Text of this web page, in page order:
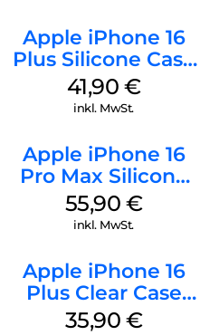
Apple iPhone 16
Plus Silicone Case
MagSafe Stone
Gray
41,90 €
inkl. MwSt.
Apple iPhone 16
Pro Max Silicone
Case MagSafe
Stone Gray
55,90 €
inkl. MwSt.
Apple iPhone 16
Plus Clear Case
MagSafe
35,90 €